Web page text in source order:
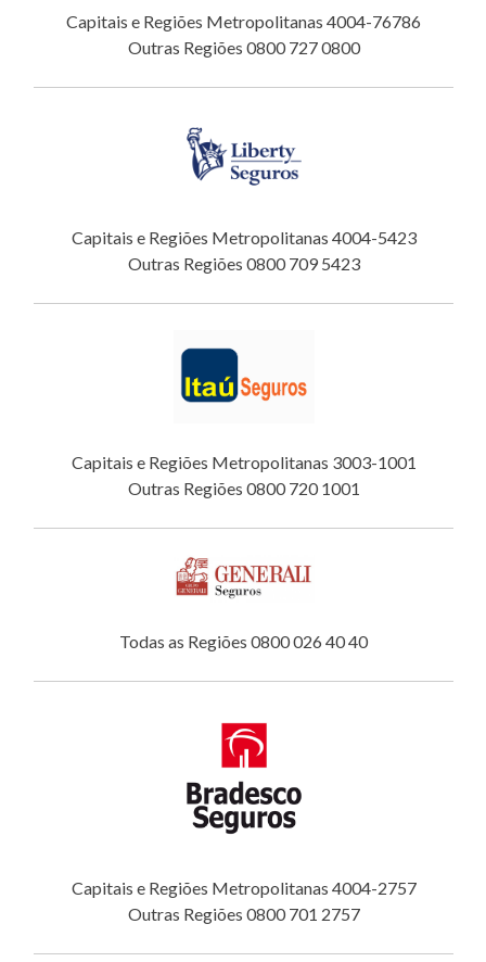
Capitais e Regiões Metropolitanas 4004-76786
Outras Regiões 0800 727 0800
Capitais e Regiões Metropolitanas 4004-5423
Outras Regiões 0800 709 5423
Capitais e Regiões Metropolitanas 3003-1001
Outras Regiões 0800 720 1001
Todas as Regiões 0800 026 40 40
Capitais e Regiões Metropolitanas 4004-2757
Outras Regiões 0800 701 2757